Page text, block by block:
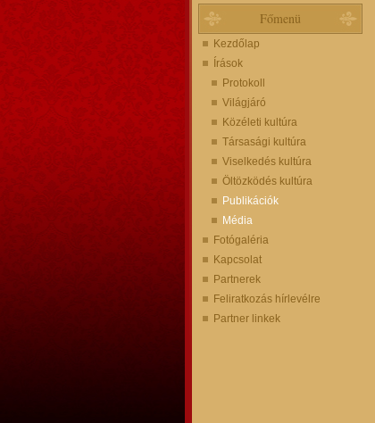
Főmenü
Kezdőlap
Írások
Protokoll
Világjáró
Közéleti kultúra
Társasági kultúra
Viselkedés kultúra
Öltözködés kultúra
Publikációk
Média
Fotógaléria
Kapcsolat
Partnerek
Feliratkozás hírlevélre
Partner linkek